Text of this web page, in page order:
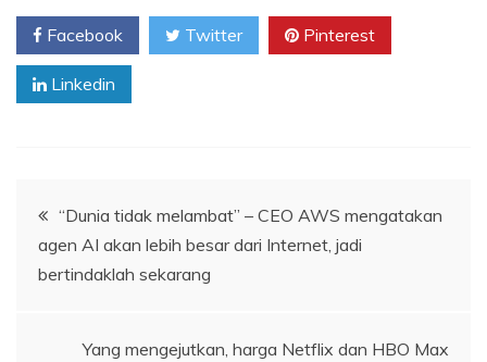
Facebook Twitter Pinterest
Linkedin
Navigasi
pos
“Dunia tidak melambat” – CEO AWS mengatakan
agen AI akan lebih besar dari Internet, jadi
bertindaklah sekarang
Yang mengejutkan, harga Netflix dan HBO Max